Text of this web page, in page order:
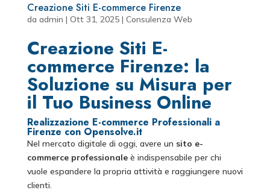
Creazione Siti E-commerce Firenze
da admin | Ott 31, 2025| Consulenza Web
Creazione Siti E-
commerce Firenze: la
Soluzione su Misura per
il Tuo Business Online
Realizzazione E-commerce Professionali a
Firenze con Opensolve.it
Nel mercato digitale di oggi, avere un sito e-
commerce professionaleè indispensabile per chi
vuole espandere la propria attività e raggiungere nuovi
clienti.